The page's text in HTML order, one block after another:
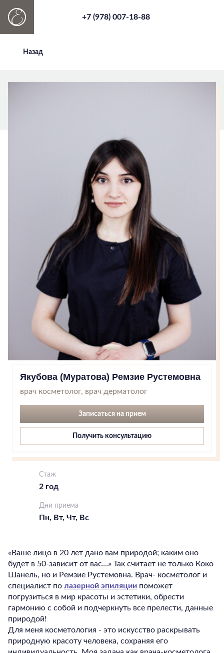
+7 (978) 007-18-88
Назад
1
Стаж
2 год
Дни приема
Пн, Вт, Чт, Вс
«Ваше лицо в 20 лет дано вам природой; каким оно
будет в 50-зависит от вас…» Так считает не только Коко
Шанель, но и Ремзие Рустемовна. Врач- косметолог и
специалист по лазерной эпиляции поможет
погрузиться в мир красоты и эстетики, обрести
гармонию с собой и подчеркнуть все прелести, данные
природой!
Для меня косметология - это искусство раскрывать
природную красоту человека, сохраняя его
Якубова (Муратова) Ремзие Рустемовна
врач косметолог, врач дерматолог
Записаться на прием
Получить консультацию